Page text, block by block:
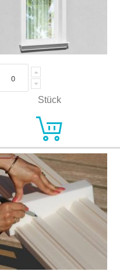
Stück